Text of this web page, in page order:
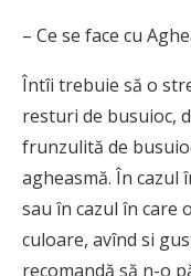
– Ce se face cu
Întîi trebuie să o
resturi de busuioc,
frunzulită de
agheasmă. În cazul
sau în cazul în care
culoare, avînd si
recomandă să n-o